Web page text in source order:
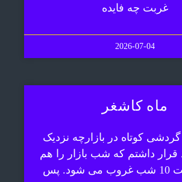
غربت چه فایده
2026-07-04
ماه کاشغر
کوتاه در بازارچه نزدیک
قرار داشتم که شب بازار را هم
پس